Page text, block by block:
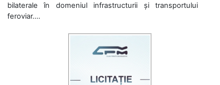
bilaterale în domeniul infrastructurii și transportului
feroviar....